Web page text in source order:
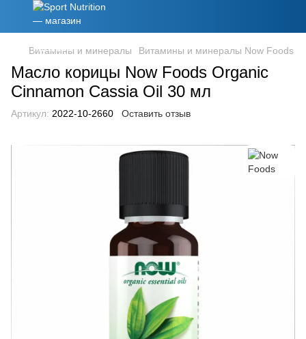
Витамины и минералы Витамины и минералы Now Foods
Масло корицы Now Foods Organic
Cinnamon Cassia Oil 30 мл
Артикул: 2022-10-2660 Оставить отзыв